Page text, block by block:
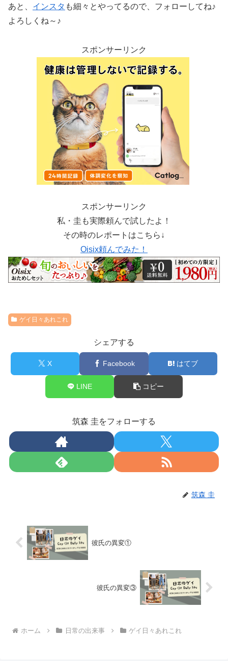
あと、 インスタ も細々とやってるので、フォローしてね♪
よろしくね～♪
スポンサーリンク
スポンサーリンク
私・圭も実際頼んで試したよ！
その時のレポートはこちら↓
Oisix頼んでみた！
ゲイ日々あれこれ
シェアする
X Facebook はてブ
LINE コピー
筑森 圭をフォローする
筑森 圭
彼氏の異変①
彼氏の異変③
ホーム 日常の出来事 ゲイ日々あれこれ